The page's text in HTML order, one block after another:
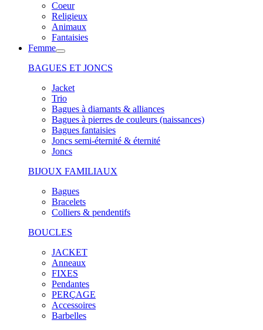
Coeur
Religieux
Animaux
Fantaisies
Femme
BAGUES ET JONCS
Jacket
Trio
Bagues à diamants & alliances
Bagues à pierres de couleurs (naissances)
Bagues fantaisies
Joncs semi-éternité & éternité
Joncs
BIJOUX FAMILIAUX
Bagues
Bracelets
Colliers & pendentifs
BOUCLES
JACKET
Anneaux
FIXES
Pendantes
PERÇAGE
Accessoires
Barbelles